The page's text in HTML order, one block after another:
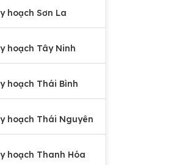
hoạch Sơn La
hoạch Tây Ninh
hoạch Thái Bình
hoạch Thái Nguyên
hoạch Thanh Hóa